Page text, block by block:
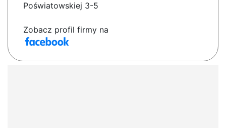
Poświatowskiej 3-5
Zobacz profil firmy na